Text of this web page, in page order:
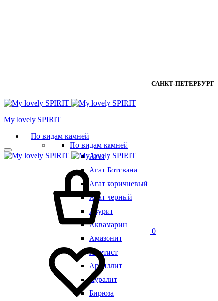
САНКТ-ПЕТЕРБУРГ
Мy lovely SPIRIT
По видам камней
По видам камней
Агат
Агат Ботсвана
Агат коричневый
Агат черный
Азурит
Аквамарин
Амазонит
Аметист
Аргиллит
Ауралит
Бирюза
0